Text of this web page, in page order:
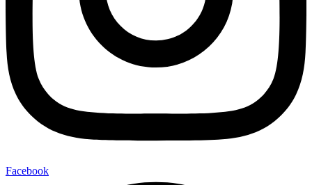
Facebook